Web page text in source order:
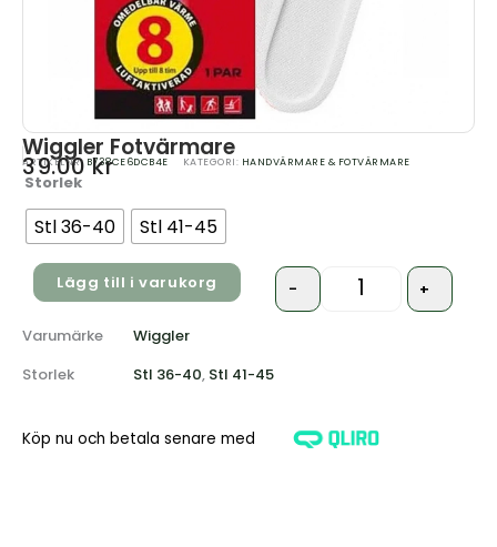
Wiggler Fotvärmare
ARTIKELNR: B738CE6DCB4E KATEGORI: HANDVÄRMARE & FOTVÄRMARE
39.00kr
Storlek
Stl 36-40 Stl 41-45
- +
Lägg till i varukorg
Varumärke
Wiggler
Storlek
Stl 36-40, Stl 41-45
Köp nu och betala senare med